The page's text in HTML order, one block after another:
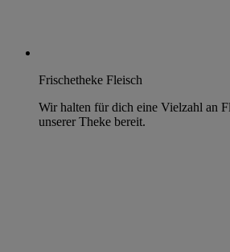
Frischetheke Fleisch
Wir halten für dich eine Vielzahl an
unserer Theke bereit.